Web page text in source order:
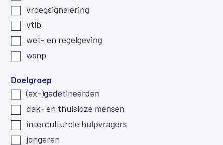
vroegsignalering
vtlb
wet- en regelgeving
wsnp
Doelgroep
(ex-)gedetineerden
dak- en thuisloze mensen
interculturele hulpvragers
jongeren